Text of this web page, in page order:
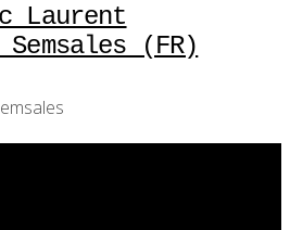
Laurent
(FR)